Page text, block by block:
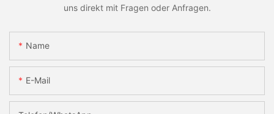
uns direkt mit Fragen oder Anfragen.
Name
E-Mail